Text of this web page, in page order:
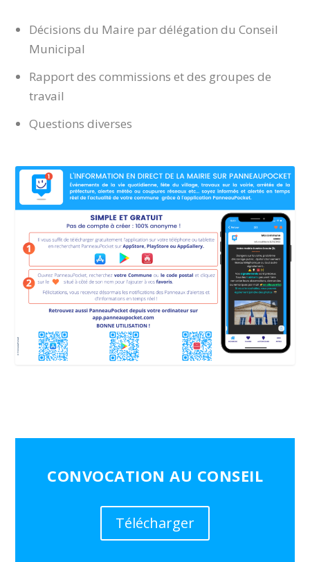
Décisions du Maire par délégation du Conseil
Municipal
Rapport des commissions et des groupes de
travail
Questions diverses
CONVOCATION AU CONSEIL
Télécharger